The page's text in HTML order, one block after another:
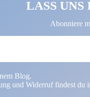
LASS
Abonniere
Blog.
und Widerruf findest du